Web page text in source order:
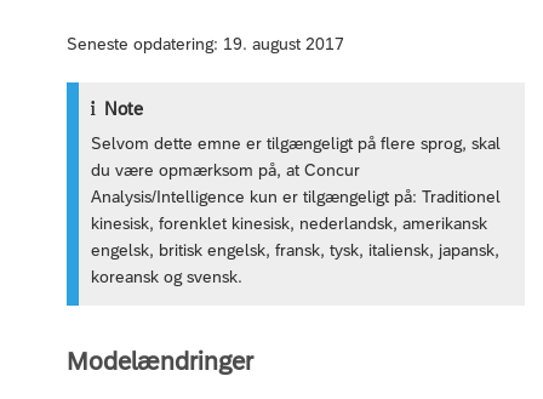
Seneste opdatering: 19. august 2017
Note
Selvom dette emne er tilgængeligt på flere sprog, skal
du være opmærksom på, at Concur
Analysis/Intelligence kun er tilgængeligt på: Traditionel
kinesisk, forenklet kinesisk, nederlandsk, amerikansk
engelsk, britisk engelsk, fransk, tysk, italiensk, japansk,
koreansk og svensk.
Modelændringer